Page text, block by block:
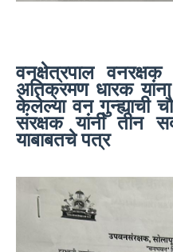
वनक्षेत्रपाल
अतिक्रमण धारक
केलेल्या वन गुन्ह्याची
संरक्षक यांनी तीन
याबाबतचे पत्र